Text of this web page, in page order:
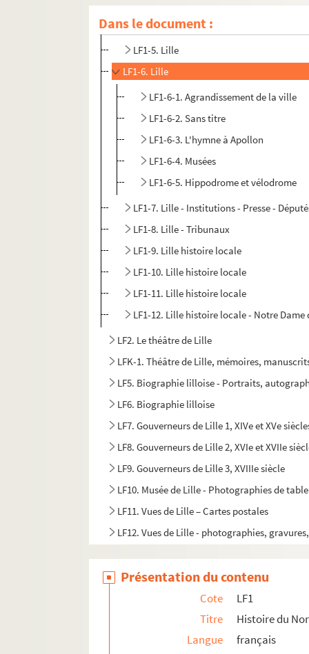
Dans le document :
LF1-3. Lille
LF1-4. Lille
LF1-5. Lille
LF1-6. Lille
LF1-6-1. Agrandissement de la ville
LF1-6-2. Sans titre
LF1-6-3. L'hymne à Apollon
LF1-6-4. Musées
LF1-6-5. Hippodrome et vélodrome
LF1-7. Lille - Institutions - Presse -
LF1-8. Lille - Tribunaux
LF1-9. Lille histoire locale
LF1-10. Lille histoire locale
LF1-11. Lille histoire locale
LF1-12. Lille histoire locale - Notre Dame
LF2. Le théâtre de Lille
LFK-1. Théâtre de Lille, mémoires,
LF5. Biographie lilloise - Portraits,
LF6. Biographie lilloise
LF7. Gouverneurs de Lille 1, XIVe et XVe
LF8. Gouverneurs de Lille 2, XVIe et XVIIe
LF9. Gouverneurs de Lille 3, XVIIIe siècle
LF10. Musée de Lille - Photographies de
LF11. Vues de Lille – Cartes postales
LF12. Vues de Lille - photographies,
LF14. Photographies du musée de Lille
LF15. Lille Ancienne et moderne - gravures,
LF16. Facultés catholiques de Lille
LF17. Programmes de concerts
Présentation du contenu
Cote
LF1
Titre
Histoire du
Langue
français